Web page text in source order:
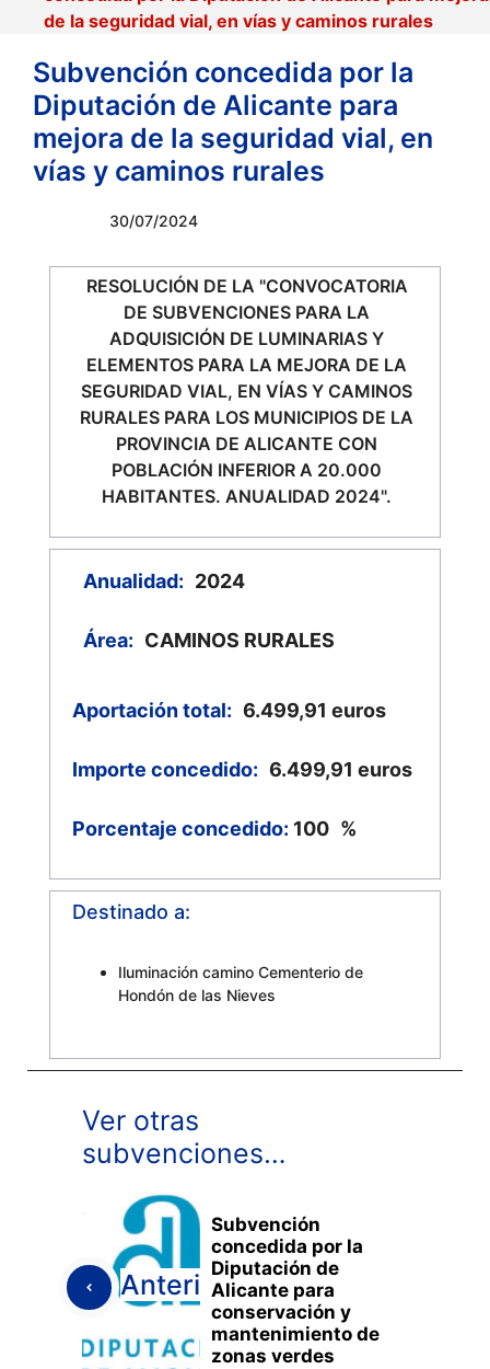
de la seguridad vial, en vías y caminos rurales
Subvención concedida por la
Diputación de Alicante para
mejora de la seguridad vial, en
vías y caminos rurales
30/07/2024
RESOLUCIÓN DE LA "CONVOCATORIA
DE SUBVENCIONES PARA LA
ADQUISICIÓN DE LUMINARIAS Y
ELEMENTOS PARA LA MEJORA DE LA
SEGURIDAD VIAL, EN VÍAS Y CAMINOS
RURALES PARA LOS MUNICIPIOS DE LA
PROVINCIA DE ALICANTE CON
POBLACIÓN INFERIOR A 20.000
HABITANTES. ANUALIDAD 2024".
Anualidad: 2024
Área: CAMINOS RURALES
Aportación total: 6.499,91 euros
Importe concedido: 6.499,91 euros
Porcentaje concedido: 100 %
Destinado a:
Iluminación camino Cementerio de
Hondón de las Nieves
Ver otras
subvenciones…
Anterior
Subvención
concedida por la
Diputación de
Alicante para
conservación y
mantenimiento de
zonas verdes